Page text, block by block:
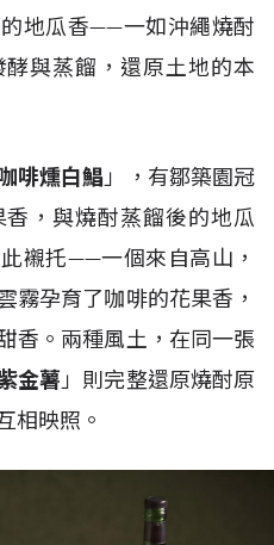
地瓜香——一如沖繩燒酎
與蒸餾，還原土地的本
啡燻白鯧」，有鄒築園冠
，與燒酎蒸餾後的地瓜
襯托——一個來自高山，
霧孕育了咖啡的花果香，
香。兩種風土，在同一張
金薯」則完整還原燒酎原
相映照。